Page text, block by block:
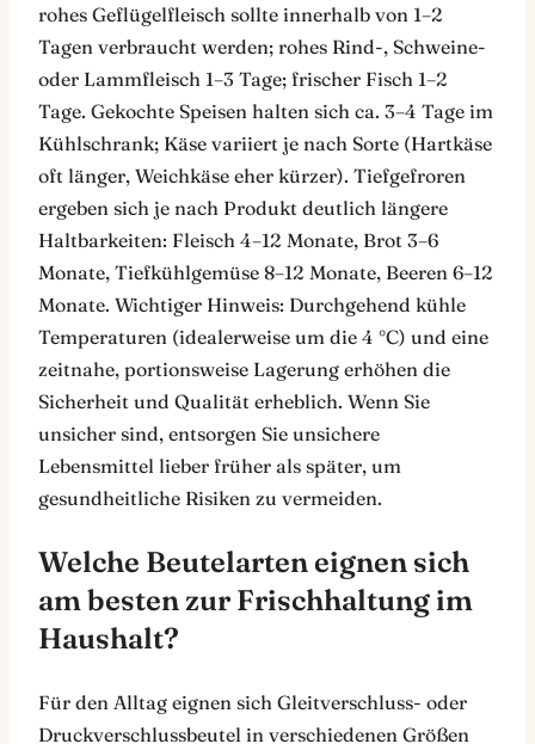
rohes Geflügelfleisch sollte innerhalb von 1–2
Tagen verbraucht werden; rohes Rind-, Schweine-
oder Lammfleisch 1–3 Tage; frischer Fisch 1–2
Tage. Gekochte Speisen halten sich ca. 3–4 Tage im
Kühlschrank; Käse variiert je nach Sorte (Hartkäse
oft länger, Weichkäse eher kürzer). Tiefgefroren
ergeben sich je nach Produkt deutlich längere
Haltbarkeiten: Fleisch 4–12 Monate, Brot 3–6
Monate, Tiefkühlgemüse 8–12 Monate, Beeren 6–12
Monate. Wichtiger Hinweis: Durchgehend kühle
Temperaturen (idealerweise um die 4 °C) und eine
zeitnahe, portionsweise Lagerung erhöhen die
Sicherheit und Qualität erheblich. Wenn Sie
unsicher sind, entsorgen Sie unsichere
Lebensmittel lieber früher als später, um
gesundheitliche Risiken zu vermeiden.
Welche Beutelarten eignen sich
am besten zur Frischhaltung im
Haushalt?
Für den Alltag eignen sich Gleitverschluss- oder
Druckverschlussbeutel in verschiedenen Größen